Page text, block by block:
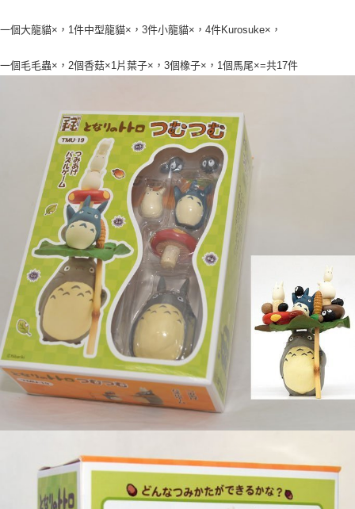
一個大龍貓×， 1件中型龍貓×， 3件小龍貓×， 4件Kurosuke×，
一個毛毛蟲×， 2個香菇×1 片葉子×， 3個橡子×， 1個馬尾×=共17件